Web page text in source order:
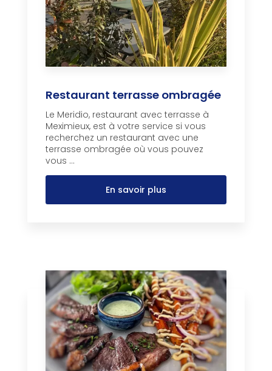
Restaurant terrasse ombragée
Le Meridio, restaurant avec terrasse à
Meximieux, est à votre service si vous
recherchez un restaurant avec une
terrasse ombragée où vous pouvez
vous ...
En savoir plus